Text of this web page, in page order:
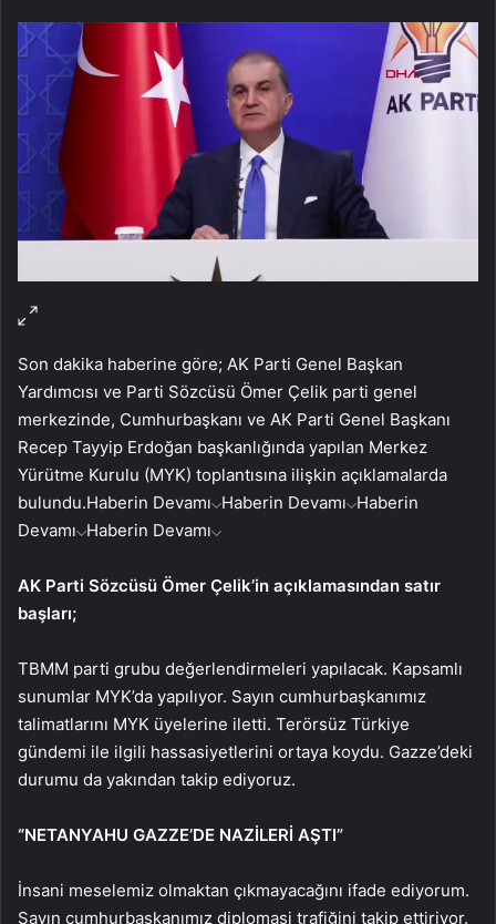
Son dakika haberine göre; AK Parti Genel Başkan
Yardımcısı ve Parti Sözcüsü Ömer Çelik parti genel
merkezinde, Cumhurbaşkanı ve AK Parti Genel Başkanı
Recep Tayyip Erdoğan başkanlığında yapılan Merkez
Yürütme Kurulu (MYK) toplantısına ilişkin açıklamalarda
bulundu.Haberin Devamı Haberin Devamı Haberin
Devamı Haberin Devamı
AK Parti Sözcüsü Ömer Çelik’in açıklamasından satır
başları;
TBMM parti grubu değerlendirmeleri yapılacak. Kapsamlı
sunumlar MYK’da yapılıyor. Sayın cumhurbaşkanımız
talimatlarını MYK üyelerine iletti. Terörsüz Türkiye
gündemi ile ilgili hassasiyetlerini ortaya koydu. Gazze’deki
durumu da yakından takip ediyoruz.
“NETANYAHU GAZZE’DE NAZİLERİ AŞTI”
İnsani meselemiz olmaktan çıkmayacağını ifade ediyorum.
Sayın cumhurbaşkanımız diplomasi trafiğini takip ettiriyor.